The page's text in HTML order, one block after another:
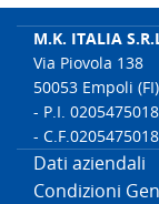
M.K. ITALIA
Via Piovola 138
50053 Empoli (FI)
- P.I.
-
Dati aziendali
Condizioni